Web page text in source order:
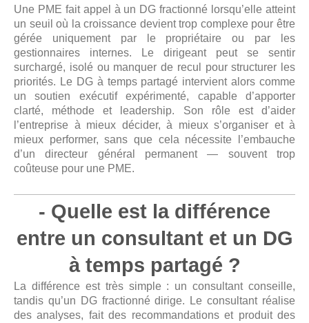
Une PME fait appel à un DG fractionné lorsqu’elle atteint
un seuil où la croissance devient trop complexe pour être
gérée uniquement par le propriétaire ou par les
gestionnaires internes. Le dirigeant peut se sentir
surchargé, isolé ou manquer de recul pour structurer les
priorités. Le DG à temps partagé intervient alors comme
un soutien exécutif expérimenté, capable d’apporter
clarté, méthode et leadership. Son rôle est d’aider
l’entreprise à mieux décider, à mieux s’organiser et à
mieux performer, sans que cela nécessite l’embauche
d’un directeur général permanent — souvent trop
coûteuse pour une PME.
- Quelle est la différence
entre un consultant et un DG
à temps partagé ?
La différence est très simple : un consultant conseille,
tandis qu’un DG fractionné dirige. Le consultant réalise
des analyses, fait des recommandations et produit des